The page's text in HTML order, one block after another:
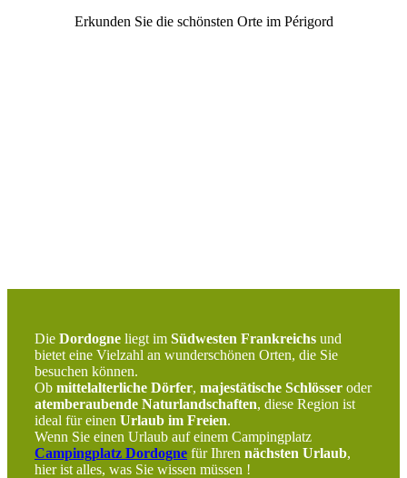
Erkunden Sie die schönsten Orte im Périgord
Die Dordogne liegt im Südwesten Frankreichs und
bietet eine Vielzahl an wunderschönen Orten, die Sie
besuchen können.
Ob mittelalterliche Dörfer, majestätische Schlösser oder
atemberaubende Naturlandschaften, diese Region ist
ideal für einen Urlaub im Freien.
Wenn Sie einen Urlaub auf einem Campingplatz
Campingplatz Dordogne für Ihren nächsten Urlaub,
hier ist alles, was Sie wissen müssen !